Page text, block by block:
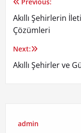
Yazı
gezinmesi
Akıllı Şehirlerin
Çözümleri
Next:
Akıllı Şehirler ve
admin